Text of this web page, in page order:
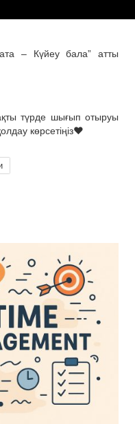
– Күйеу бала” атты
түрде шығып отыруы
көрсетіңіз❤